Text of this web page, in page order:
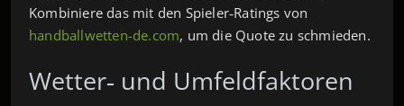
Kombiniere das mit den Spieler‑Ratings von
handballwetten-de.com, um die Quote zu schmieden.
Wetter‑ und Umfeldfaktoren